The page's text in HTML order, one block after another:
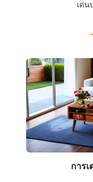
เด่น
การ